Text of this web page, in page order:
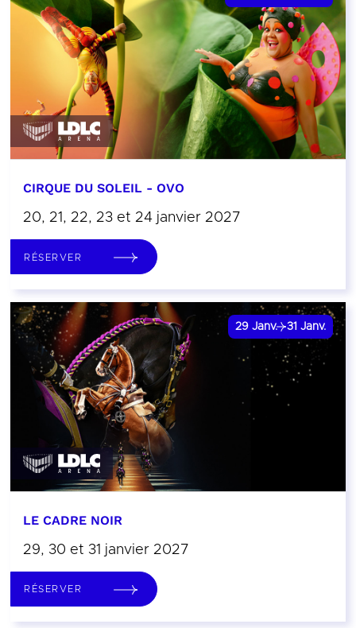
CIRQUE DU SOLEIL - OVO
20, 21, 22, 23 et 24 janvier 2027
RÉSERVER
29 Janv. 31 Janv.
LE CADRE NOIR
29, 30 et 31 janvier 2027
RÉSERVER